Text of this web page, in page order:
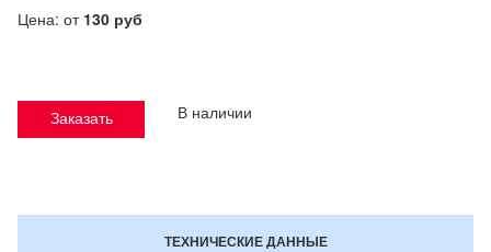
Цена: от 130 руб
Заказать В наличии
ТЕХНИЧЕСКИЕ ДАННЫЕ